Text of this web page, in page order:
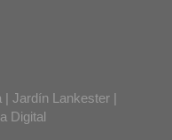
Jardín Lankester |
Digital